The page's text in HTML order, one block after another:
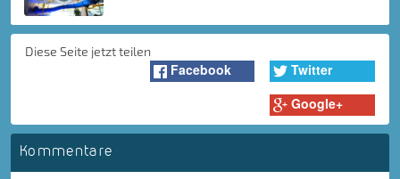
Diese Seite jetzt teilen
Facebook
Twitter
Google+
Kommentare